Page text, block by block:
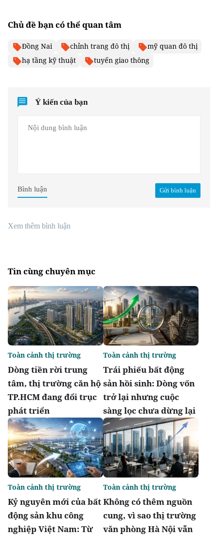
Chủ đề bạn có thể quan tâm
Đồng Nai chỉnh trang đô thị
mỹ quan đô thị
hạ tầng kỹ thuật
tuyến giao thông
Ý kiến của bạn
Gửi bình luận
Bình luận
Xem thêm bình luận
Tin cùng chuyên mục
Dòng tiền rời trung
tâm, thị trường căn hộ
TP.HCM đang đổi trục
phát triển
Toàn cảnh thị trường
Trái phiếu bất động
sản hồi sinh: Dòng vốn
trở lại nhưng cuộc
sàng lọc chưa dừng lại
Toàn cảnh thị trường
Kỷ nguyên mới của bất
động sản khu công
nghiệp Việt Nam: Từ
Toàn cảnh thị trường
Không có thêm nguồn
cung, vì sao thị trường
văn phòng Hà Nội vẫn
Toàn cảnh thị trường